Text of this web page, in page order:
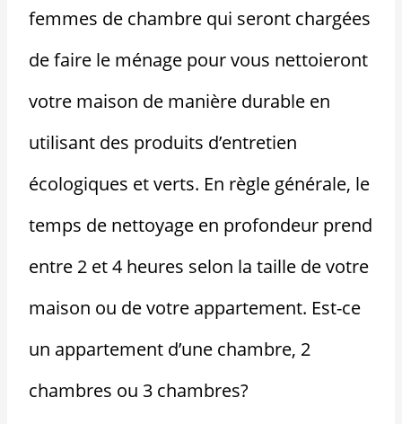
femmes de chambre qui seront chargées
de faire le ménage pour vous nettoieront
votre maison de manière durable en
utilisant des produits d’entretien
écologiques et verts. En règle générale, le
temps de nettoyage en profondeur prend
entre 2 et 4 heures selon la taille de votre
maison ou de votre appartement. Est-ce
un appartement d’une chambre, 2
chambres ou 3 chambres?